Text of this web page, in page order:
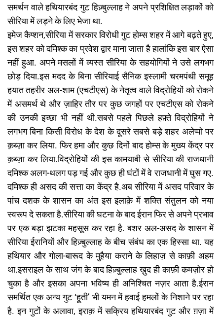
समर्थन वाले हथियारबंद गुट हिज़्बुल्लाह ने अपने प्रशिक्षित लड़ाकों को
सीरिया में लड़ने के लिए भेजा था.
इमेज कैप्शन,सीरिया में सरकार विरोधी गुट होम्स शहर में आगे बढ़ते हुए,
इस शहर को दमिश्क का प्रवेश द्वार माना जाता है हालांकि इस बार ऐसा
नहीं हुआ. अपने मसलों में व्यस्त सीरिया के सहयोगियों ने उसे लगभग
छोड़ दिया.इस मदद के बिना सीरियाई सैनिक इस्लामी चरमपंथी समूह
हयात तहरीर अल-शाम (एचटीएस) के नेतृत्व वाले विद्रोहियों को रोकने
में असमर्थ थे और ज़ाहिर तौर पर कुछ जगहों पर एचटीएस को रोकने
की उनकी इच्छा भी नहीं थी.सबसे पहले पिछले हफ़्ते विद्रोहियों ने
लगभग बिना किसी विरोध के देश के दूसरे सबसे बड़े शहर अलेप्पो पर
क़ब्ज़ा कर लिया. फिर हमा और कुछ दिनों बाद होम्स के मुख्य केंद्र पर
क़ब्ज़ा कर लिया.विद्रोहियों की इस कामयाबी से सीरिया की राजधानी
दमिश्क अलग-थलग पड़ गई और कुछ ही घंटों में वे राजधानी में घुस गए.
दमिश्क ही असद की सत्ता का केंद्र है.अब सीरिया में असद परिवार के
पांच दशक के शासन का अंत इस इलाक़े में शक्ति संतुलन को नया
स्वरूप दे सकता है.सीरिया की घटना के बाद ईरान फिर से अपने प्रभाव
पर एक बड़ा झटका महसूस कर रहा है. बशर अल-असद के शासन में
सीरिया ईरानियों और हिज़्बुल्लाह के बीच संबंध का एक हिस्सा था. यह
हथियार और गोला-बारूद के मुहैया कराने के लिहाज़ से काफ़ी अहम
था.इसराइल के साथ जंग के बाद हिज़्बुल्लाह ख़ुद ही काफ़ी कमज़ोर हो
चुका है और इसका अपना भविष्य ही अनिश्चित नज़र आता है.ईरान
समर्थित एक अन्य गुट ‘हूती’ भी यमन में हवाई हमलों के निशाने पर रहा
है. इन गुटों के अलावा, इराक़ में सक्रिय हथियारबंद गुट और ग़ज़ा में